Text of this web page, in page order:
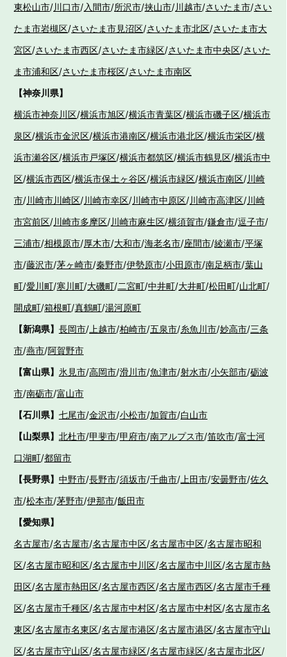
東松山市/川口市/入間市/所沢市/挟山市/川越市/さいたま市/さい
たま市岩槻区/さいたま市見沼区/さいたま市北区/さいたま市大
宮区/さいたま市西区/さいたま市緑区/さいたま市中央区/さいた
ま市浦和区/さいたま市桜区/さいたま市南区
【神奈川県】
横浜市神奈川区/横浜市旭区/横浜市青葉区/横浜市磯子区/横浜市
泉区/横浜市金沢区/横浜市港南区/横浜市港北区/横浜市栄区/横
浜市瀬谷区/横浜市戸塚区/横浜市都筑区/横浜市鶴見区/横浜市中
区/横浜市西区/横浜市保土ヶ谷区/横浜市緑区/横浜市南区/川崎
市/川崎市川崎区/川崎市幸区/川崎市中原区/川崎市高津区/川崎
市宮前区/川崎市多摩区/川崎市麻生区/横須賀市/鎌倉市/逗子市/
三浦市/相模原市/厚木市/大和市/海老名市/座間市/綾瀬市/平塚
市/藤沢市/茅ヶ崎市/秦野市/伊勢原市/小田原市/南足柄市/葉山
町/愛川町/寒川町/大磯町/二宮町/中井町/大井町/松田町/山北町/
開成町/箱根町/真鶴町/湯河原町
【新潟県】 長岡市/ 上越市/柏崎市/五泉市/糸魚川市/妙高市/三条
市/燕市/阿賀野市
【富山県】 氷見市/高岡市/滑川市/魚津市/射水市/小矢部市/砺波
市/南砺市/富山市
【石川県】 七尾市/金沢市/小松市/加賀市/白山市
【山梨県】 北杜市/甲斐市/甲府市/南アルプス市/笛吹市/富士河
口湖町/都留市
【長野県】 中野市/長野市/須坂市/千曲市/ 上田市/安曇野市/佐久
市/松本市/茅野市/伊那市/飯田市
【愛知県】
名古屋市/名古屋市/名古屋市中区/名古屋市中区/名古屋市昭和
区/名古屋市昭和区/名古屋市中川区/名古屋市中川区/名古屋市熱
田区/名古屋市熱田区/名古屋市西区/名古屋市西区/名古屋市千種
区/名古屋市千種区/名古屋市中村区/名古屋市中村区/名古屋市名
東区/名古屋市名東区/名古屋市港区/名古屋市港区/名古屋市守山
区/名古屋市守山区/名古屋市緑区/名古屋市緑区/名古屋市北区/